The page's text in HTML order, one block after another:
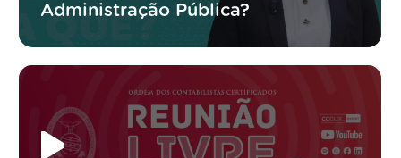
Administração Pública?